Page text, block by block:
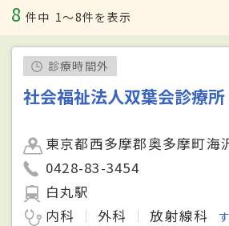
8 件中 1〜8件を表示
診療時間外
社会福祉法人双葉会診療所
東京都西多摩郡奥多摩町海
0428-83-3454
白丸駅
内科
外科 放射線科